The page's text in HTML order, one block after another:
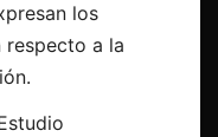
los
respecto a la